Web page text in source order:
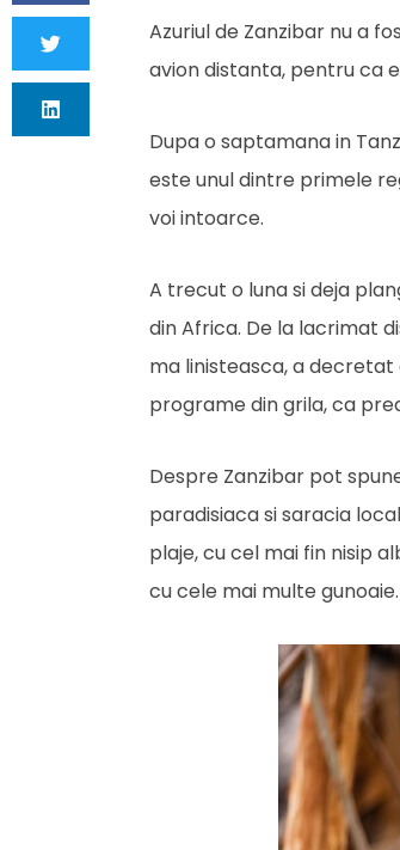
Azuriul de Zanzibar nu a
avion distanta, pentru ca
Dupa o saptamana in
este unul dintre primele
voi intoarce.
A trecut o luna si deja
din Africa. De la lacrimat
ma linisteasca, a
programe din grila, ca
Despre Zanzibar pot
paradisiaca si saracia
plaje, cu cel mai fin nisip
cu cele mai multe gunoaie.